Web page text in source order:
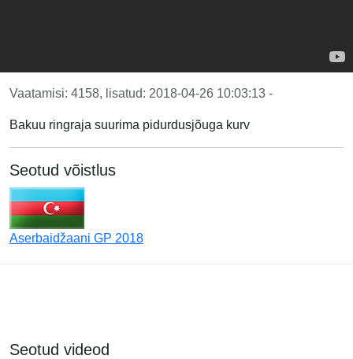
Vaatamisi: 4158, lisatud: 2018-04-26 10:03:13 -
Bakuu ringraja suurima pidurdusjõuga kurv
Seotud võistlus
Aserbaidžaani GP 2018
Seotud videod